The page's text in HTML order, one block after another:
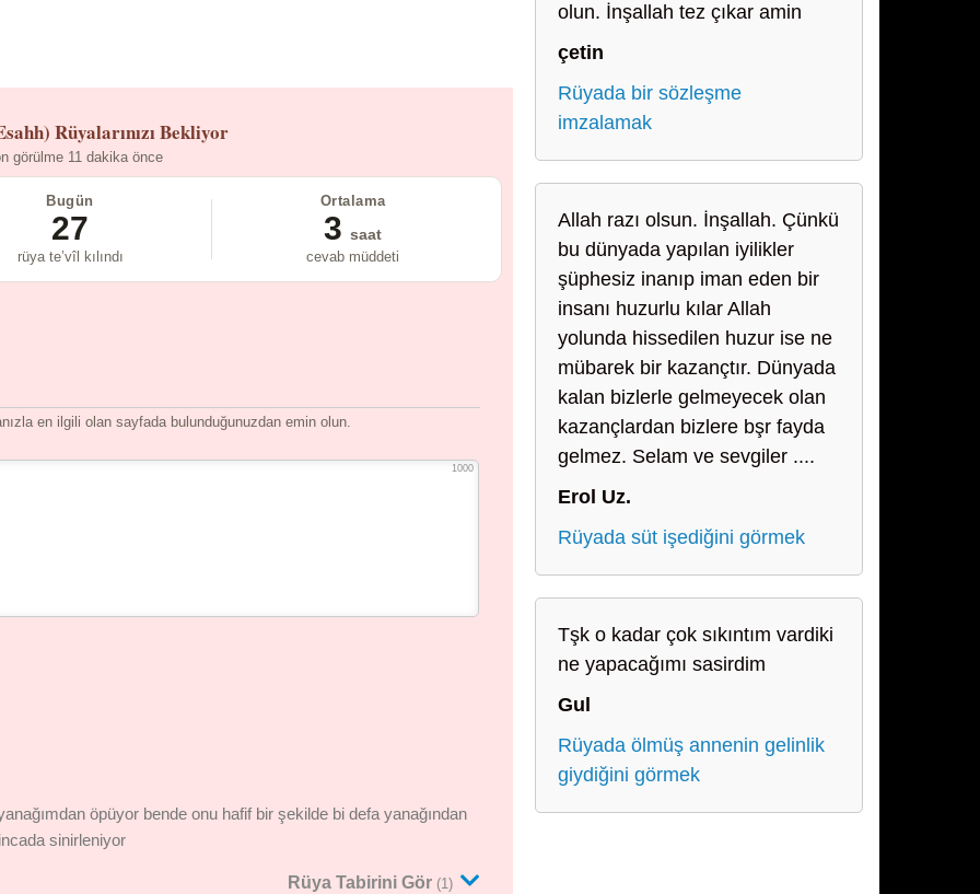
Rüyalarınızı Bekliyor
görülme 11 dakika önce
Bugün
27
rüya te’vîl kılındı
Ortalama
3 saat
cevab müddeti
en ilgili olan sayfada bulunduğunuzdan emin olun.
1000
öpüyor bende onu hafif bir şekilde bi defa yanağından
sinirleniyor
Rüya Tabirini Gör (1)
olun. İnşallah tez çıkar amin
çetin
Rüyada bir sözleşme
imzalamak
Allah razı olsun. İnşallah. Çünkü
bu dünyada yapılan iyilikler
şüphesiz inanıp iman eden bir
insanı huzurlu kılar Allah
yolunda hissedilen huzur ise ne
mübarek bir kazançtır. Dünyada
kalan bizlerle gelmeyecek olan
kazançlardan bizlere bşr fayda
gelmez. Selam ve sevgiler ....
Erol Uz.
Rüyada süt işediğini görmek
Tşk o kadar çok sıkıntım vardiki
ne yapacağımı sasirdim
Gul
Rüyada ölmüş annenin gelinlik
giydiğini görmek